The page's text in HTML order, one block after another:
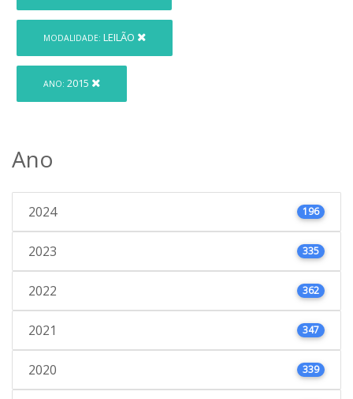
MODALIDADE: LEILÃO
ANO: 2015
Ano
2024 196
2023 335
2022 362
2021 347
2020 339